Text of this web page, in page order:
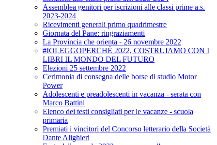
Assemblea genitori per iscrizioni alle classi prime a.s.
2023-2024
Ricevimenti generali primo quadrimestre
Giornata del Pane: ringraziamenti
La Provincia che orienta - 26 novembre 2022
#IOLEGGOPERCHÉ 2022, COSTRUIAMO CON I
LIBRI IL MONDO DEL FUTURO
Elezioni 25 settembre 2022
Cerimonia di consegna delle borse di studio Motor
Power
Adolescenti e preadolescenti in vacanza - serata con
Marco Battini
Elenco dei testi consigliati per le vacanze - scuola
primaria
Premiati i vincitori del Concorso letterario della Società
Dante Alighieri